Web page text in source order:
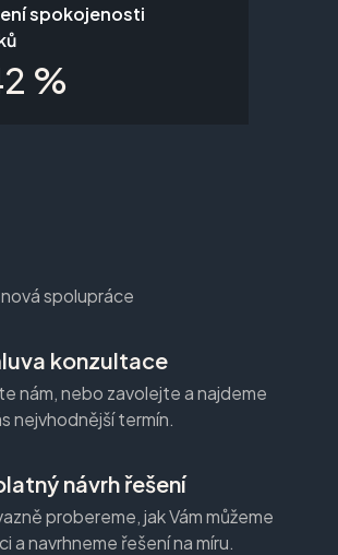
spokojenosti
%
spolupráce
konzultace
nám, nebo zavolejte a najdeme
nejvhodnější termín.
návrh řešení
probereme, jak Vám můžeme
a navrhneme řešení na míru.